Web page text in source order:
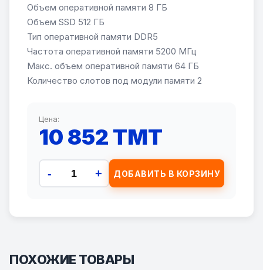
Объем оперативной памяти 8 ГБ
Объем SSD 512 ГБ
Тип оперативной памяти DDR5
Частота оперативной памяти 5200 МГц
Макс. объем оперативной памяти 64 ГБ
Количество слотов под модули памяти 2
Цена:
10 852 TMT
- + ДОБАВИТЬ В КОРЗИНУ
ПОХОЖИЕ ТОВАРЫ